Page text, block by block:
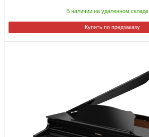
В наличии на удаленном складе
Купить по предзаказу